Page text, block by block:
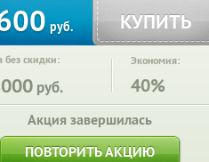
руб. КУПИТЬ
без скидки:
руб.
Экономия:
40%
Акция завершилась
ПОВТОРИТЬ АКЦИЮ